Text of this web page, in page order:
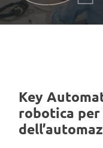
Key
robotica